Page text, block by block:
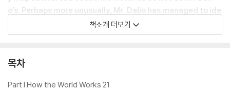
o’s. Perhaps more unusually, Mr. Dalio has managed to ide
ntify metrics from that history that can be applied to und
erstand today.” --Andrew Ross Sorkin, The New York Tim
York Times bestseller Principles, who has spent half a cen
책소개 더보기
목차
Part I How the World Works 21